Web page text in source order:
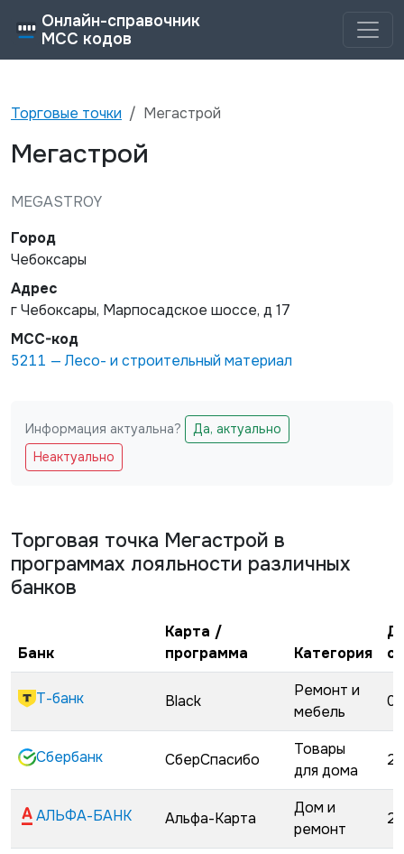
Онлайн-справочник
MCC кодов
Торговые точки Мегастрой
Мегастрой
MEGASTROY
Город
Чебоксары
Адрес
г Чебоксары, Марпосадское шоссе, д 17
MCC-код
5211 —Лесо- и строительный материал
Не заполняйте это поле
Информация актуальна?
Да, актуально
Неактуально
Торговая точка Мегастрой в
программах лояльности различных
банков
Банк
Карта /
программа
Категория
с
Т-банк Black
Ремонт и
мебель
Сбербанк СберСпасибо
Товары
для дома
АЛЬФА-БАНК Альфа-Карта
Дом и
ремонт